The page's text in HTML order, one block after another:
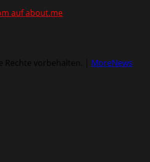
auf about.me
Rechte vorbehalten. | MoreNews